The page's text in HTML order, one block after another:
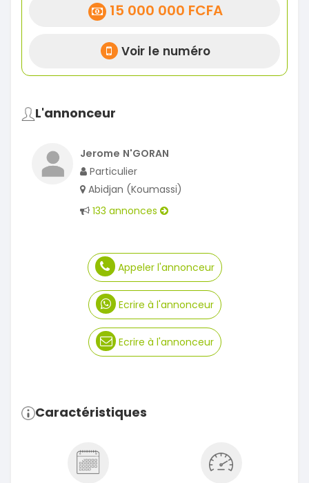
15 000 000 FCFA
Voir le numéro
L'annonceur
Jerome N'GORAN
Particulier
Abidjan (Koumassi)
133 annonces
Appeler l'annonceur
Ecrire à l'annonceur
Ecrire à l'annonceur
Caractéristiques